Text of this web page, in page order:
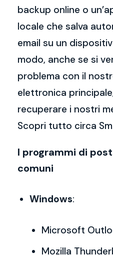
backup online o
locale che salva
email su un
modo, anche se si
problema con il
elettronica
recuperare i nostri
Scopri tutto circa
I programmi di
comuni
Windows:
Microsoft
Mozilla